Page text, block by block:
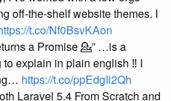
off-the-shelf website themes. I
t.co/Nf0BsvKAon
a Promise 💁” …is a
explain in plain english ‼ I
https://t.co/ppEdgIi2Qh
Laravel 5.4 From Scratch and